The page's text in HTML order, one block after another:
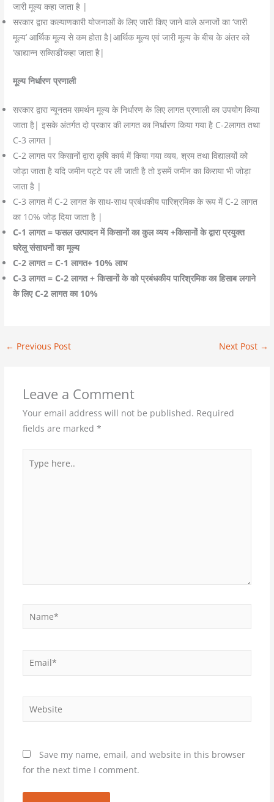
जारी मूल्य कहा जाता है |
सरकार द्वारा कल्याणकारी योजनाओं के लिए जारी किए जाने वाले अनाजों का ‘जारी
मूल्य’ आर्थिक मूल्य से कम होता है|आर्थिक मूल्य एवं जारी मूल्य के बीच के अंतर को
‘खाद्यान्न सब्सिडी’कहा जाता है|
मूल्य निर्धारण प्रणाली
सरकार द्वारा न्यूनतम समर्थन मूल्य के निर्धारण के लिए लागत प्रणाली का उपयोग किया
जाता है| इसके अंतर्गत दो प्रकार की लागत का निर्धारण किया गया है C-2लागत तथा
C-3 लागत |
C-2 लागत पर किसानों द्वारा कृषि कार्य में किया गया व्यय, श्रम तथा विद्यालयों को
जोड़ा जाता है यदि जमीन पट्टे पर ली जाती है तो इसमें जमीन का किराया भी जोड़ा
जाता है |
C-3 लागत में C-2 लागत के साथ-साथ प्रबंधकीय पारिश्रमिक के रूप में C-2 लागत
का 10% जोड़ दिया जाता है |
C-1 लागत = फसल उत्पादन में किसानों का कुल व्यय +किसानों के द्वारा प्रयुक्त
घरेलू संसाधनों का मूल्य
C-2 लागत = C-1 लागत+ 10% लाभ
C-3 लागत = C-2 लागत + किसानों के को प्रबंधकीय पारिश्रमिक का हिसाब लगाने
के लिए C-2 लागत का 10%
← Previous Post Next Post →
Leave a Comment
Your email address will not be published. Required
fields are marked *
here..
Email*
Website
Save my name, email, and website in this browser
for the next time I comment.